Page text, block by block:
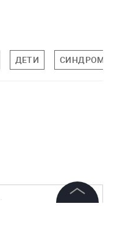
ДЕТИ